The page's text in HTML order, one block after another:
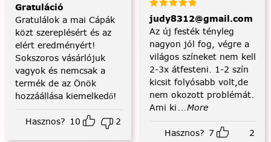
Gratuláció
Gratulálok a mai Cápák
közt szereplésért és az
elért eredményért!
Sokszoros vásárlójuk
vagyok és nemcsak a
termék de az Önök
hozzáállása kiemelkedő!
Hasznos? 10 2
judy8312@gmail.com
Az új festék tényleg
nagyon jól fog, végre a
világos színeket nem kell
2-3x átfesteni. 1-2 szín
kicsit folyósabb volt,de
nem okozott problémát.
Ami ki ...More
Hasznos? 7 2